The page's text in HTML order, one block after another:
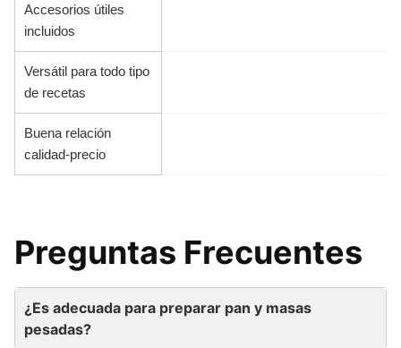
Accesorios útiles
incluidos
Versátil para todo tipo
de recetas
Buena relación
calidad-precio
Preguntas Frecuentes
¿Es adecuada para preparar pan y masas
pesadas?